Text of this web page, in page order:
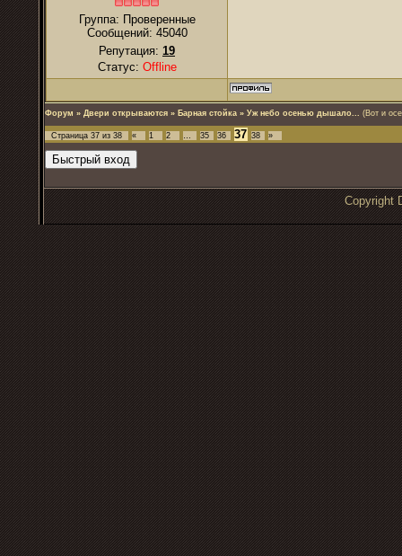
Группа: Проверенные
Сообщений: 45040
Репутация: 19
Статус: Offline
Форум » Двери открываются » Барная стойка » Уж небо осенью дышало... (Вот и
Страница 37 из 38 « 1 2 … 35 36 37 38 »
Copyright